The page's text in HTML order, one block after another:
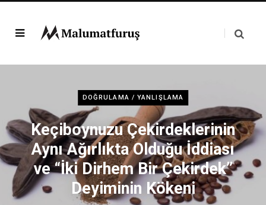
DOĞRULAMA / YANLIŞLAMA
Keçiboynuzu Çekirdeklerinin
Aynı Ağırlıkta Olduğu İddiası
ve “İki Dirhem Bir Çekirdek”
Deyiminin Kökeni